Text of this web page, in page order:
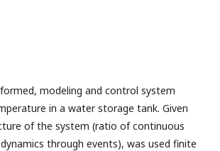
modeling and control system
in a water storage tank. Given
of the system (ratio of continuous
through events), was used finite